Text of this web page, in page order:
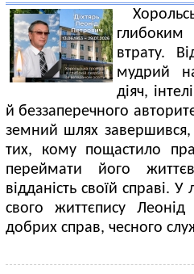
втрату.
мудрий
діяч,
й беззаперечного
земний шлях
тих, кому пощастило
переймати його
відданість своїй справі.
свого життєпису
добрих справ, чесного